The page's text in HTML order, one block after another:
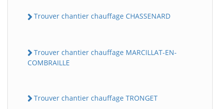
Trouver chantier chauffage CHASSENARD
Trouver chantier chauffage MARCILLAT-EN-
COMBRAILLE
Trouver chantier chauffage TRONGET